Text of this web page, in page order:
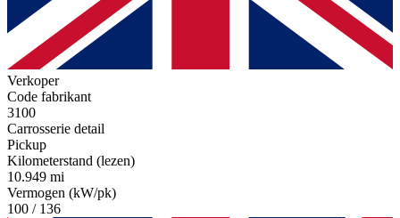
Verkoper
Code fabrikant
3100
Carrosserie detail
Pickup
Kilometerstand (lezen)
10.949 mi
Vermogen (kW/pk)
100 / 136